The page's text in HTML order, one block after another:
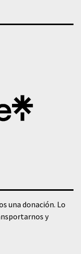
una donación. Lo
y